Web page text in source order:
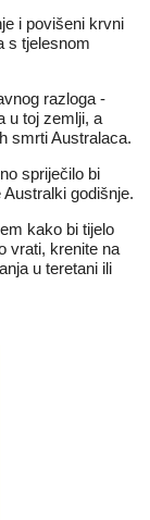
i povišeni krvni
s tjelesnom
razloga -
u toj zemlji, a
smrti Australaca.
spriječilo bi
godišnje.
kako bi tijelo
vrati, krenite na
u teretani ili